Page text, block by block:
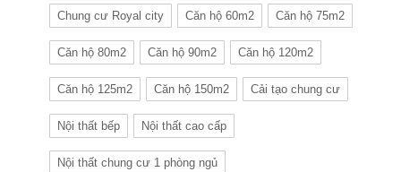
Chung cư Royal city Căn hộ 60m2 Căn hộ 75m2
Căn hộ 80m2 Căn hộ 90m2 Căn hộ 120m2
Căn hộ 125m2 Căn hộ 150m2 Cải tạo chung cư
Nội thất bếp Nội thất cao cấp
Nội thất chung cư 1 phòng ngủ